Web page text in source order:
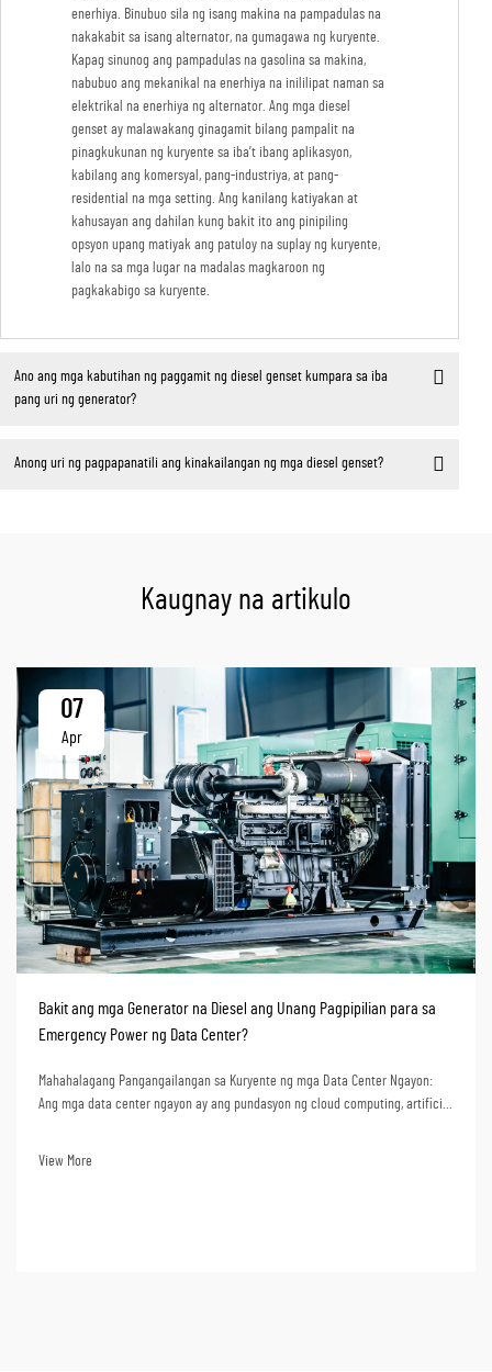
enerhiya. Binubuo sila ng isang makina na pampadulas na
nakakabit sa isang alternator, na gumagawa ng kuryente.
Kapag sinunog ang pampadulas na gasolina sa makina,
nabubuo ang mekanikal na enerhiya na inililipat naman sa
elektrikal na enerhiya ng alternator. Ang mga diesel
genset ay malawakang ginagamit bilang pampalit na
pinagkukunan ng kuryente sa iba’t ibang aplikasyon,
kabilang ang komersyal, pang-industriya, at pang-
residential na mga setting. Ang kanilang katiyakan at
kahusayan ang dahilan kung bakit ito ang pinipiling
opsyon upang matiyak ang patuloy na suplay ng kuryente,
lalo na sa mga lugar na madalas magkaroon ng
pagkakabigo sa kuryente.
Ano ang mga kabutihan ng paggamit ng diesel genset kumpara sa iba
pang uri ng generator?
Anong uri ng pagpapanatili ang kinakailangan ng mga diesel genset?
Kaugnay na artikulo
07
Apr
Bakit ang mga Generator na Diesel ang Unang Pagpipilian para sa
Emergency Power ng Data Center?
Mahahalagang Pangangailangan sa Kuryente ng mga Data Center Ngayon:
Ang mga data center ngayon ay ang pundasyon ng cloud computing, artificial
View More